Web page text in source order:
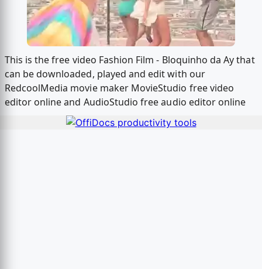
This is the free video Fashion Film - Bloquinho da Ay that
can be downloaded, played and edit with our
RedcoolMedia movie maker MovieStudio free video
editor online and AudioStudio free audio editor online